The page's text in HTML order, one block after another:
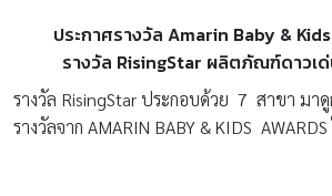
ประกาศรางวัล Amarin Baby &
รางวัล RisingStar ผลิตภัณฑ์ดาวเ
รางวัล RisingStar ประกอบด้วย 7 สาขา มาดู
รางวัลจาก AMARIN BABY & KIDS